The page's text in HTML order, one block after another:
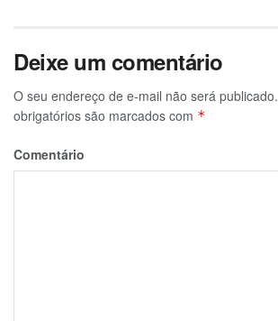
Deixe um comentário
O seu endereço de e-mail não será publicado.
obrigatórios são marcados com *
Comentário